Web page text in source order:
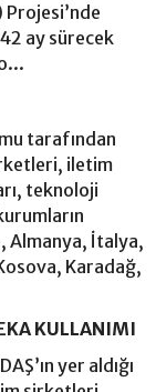
ay sürecek
tarafından
iletim
teknoloji
Almanya, İtalya,
Karadağ,
KULLANIMI
yer aldığı